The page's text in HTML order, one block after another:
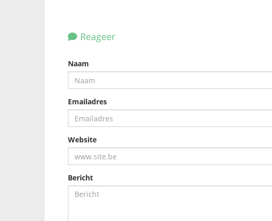
Reageer
Naam
Emailadres
Website
Bericht